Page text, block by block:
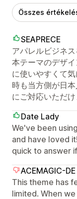
Összes
SEAPRECE
アパレルビジネ
本テーマのデザ
に使いやすくて
時も当方側が日
にご対応いただけ
Date Lady
We've been
and have loved
quick to answer
ACEMAGIC-DE
This theme has
limited. When